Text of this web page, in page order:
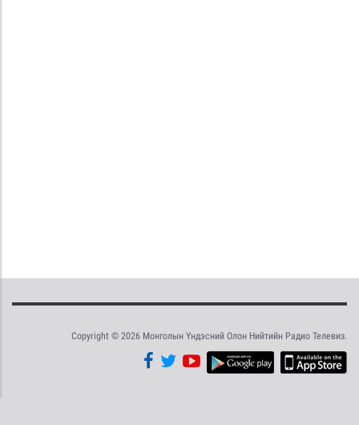
Copyright © 2026 Монголын Үндэсний Олон Нийтийн Радио Телевиз.